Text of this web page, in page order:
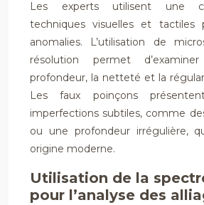
Les experts utilisent une
techniques visuelles et tactiles
anomalies. L’utilisation de
résolution permet
profondeur, la netteté et la
Les faux poinçons
imperfections subtiles, comme
ou une profondeur irrégulière,
origine moderne.
Utilisation de la
pour l’analyse des